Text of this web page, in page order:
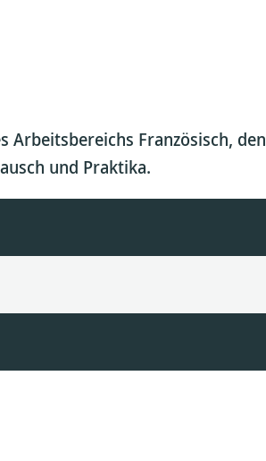
Arbeitsbereichs Französisch, den
und Praktika.